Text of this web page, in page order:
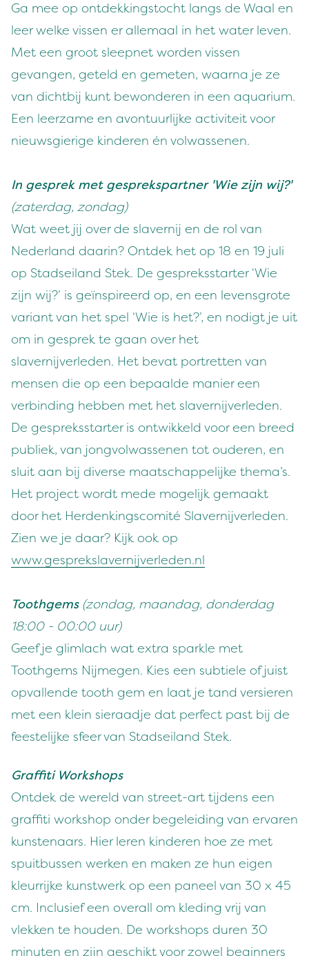
Ga mee op ontdekkingstocht langs de Waal en
leer welke vissen er allemaal in het water leven.
Met een groot sleepnet worden vissen
gevangen, geteld en gemeten, waarna je ze
van dichtbij kunt bewonderen in een aquarium.
Een leerzame en avontuurlijke activiteit voor
nieuwsgierige kinderen én volwassenen.
In gesprek met gesprekspartner 'Wie zijn wij?'
(zaterdag, zondag)
Wat weet jij over de slavernij en de rol van
Nederland daarin? Ontdek het op 18 en 19 juli
op Stadseiland Stek. De gespreksstarter ‘Wie
zijn wij?’ is geïnspireerd op, en een levensgrote
variant van het spel ‘Wie is het?’, en nodigt je uit
om in gesprek te gaan over het
slavernijverleden. Het bevat portretten van
mensen die op een bepaalde manier een
verbinding hebben met het slavernijverleden.
De gespreksstarter is ontwikkeld voor een breed
publiek, van jongvolwassenen tot ouderen, en
sluit aan bij diverse maatschappelijke thema’s.
Het project wordt mede mogelijk gemaakt
door het Herdenkingscomité Slavernijverleden.
Zien we je daar? Kijk ook op
www.gesprekslavernijverleden.nl
Toothgems (zondag, maandag, donderdag
18:00 - 00:00 uur)
Geef je glimlach wat extra sparkle met
Toothgems Nijmegen. Kies een subtiele of juist
opvallende tooth gem en laat je tand versieren
met een klein sieraadje dat perfect past bij de
feestelijke sfeer van Stadseiland Stek.
Graffiti Workshops
Ontdek de wereld van street-art tijdens een
graffiti workshop onder begeleiding van ervaren
kunstenaars. Hier leren kinderen hoe ze met
spuitbussen werken en maken ze hun eigen
kleurrijke kunstwerk op een paneel van 30 x 45
cm. Inclusief een overall om kleding vrij van
vlekken te houden. De workshops duren 30
minuten en zijn geschikt voor zowel beginners